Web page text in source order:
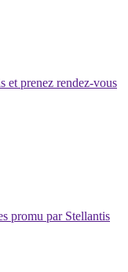
et prenez rendez-vous
promu par Stellantis